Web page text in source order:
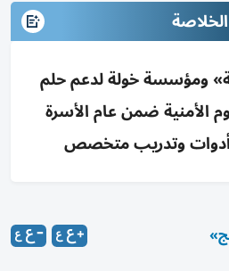
الخلاصة
ومؤسسة خولة لدعم حلم
الأمنية ضمن عام الأسرة
وتدريب متخصص